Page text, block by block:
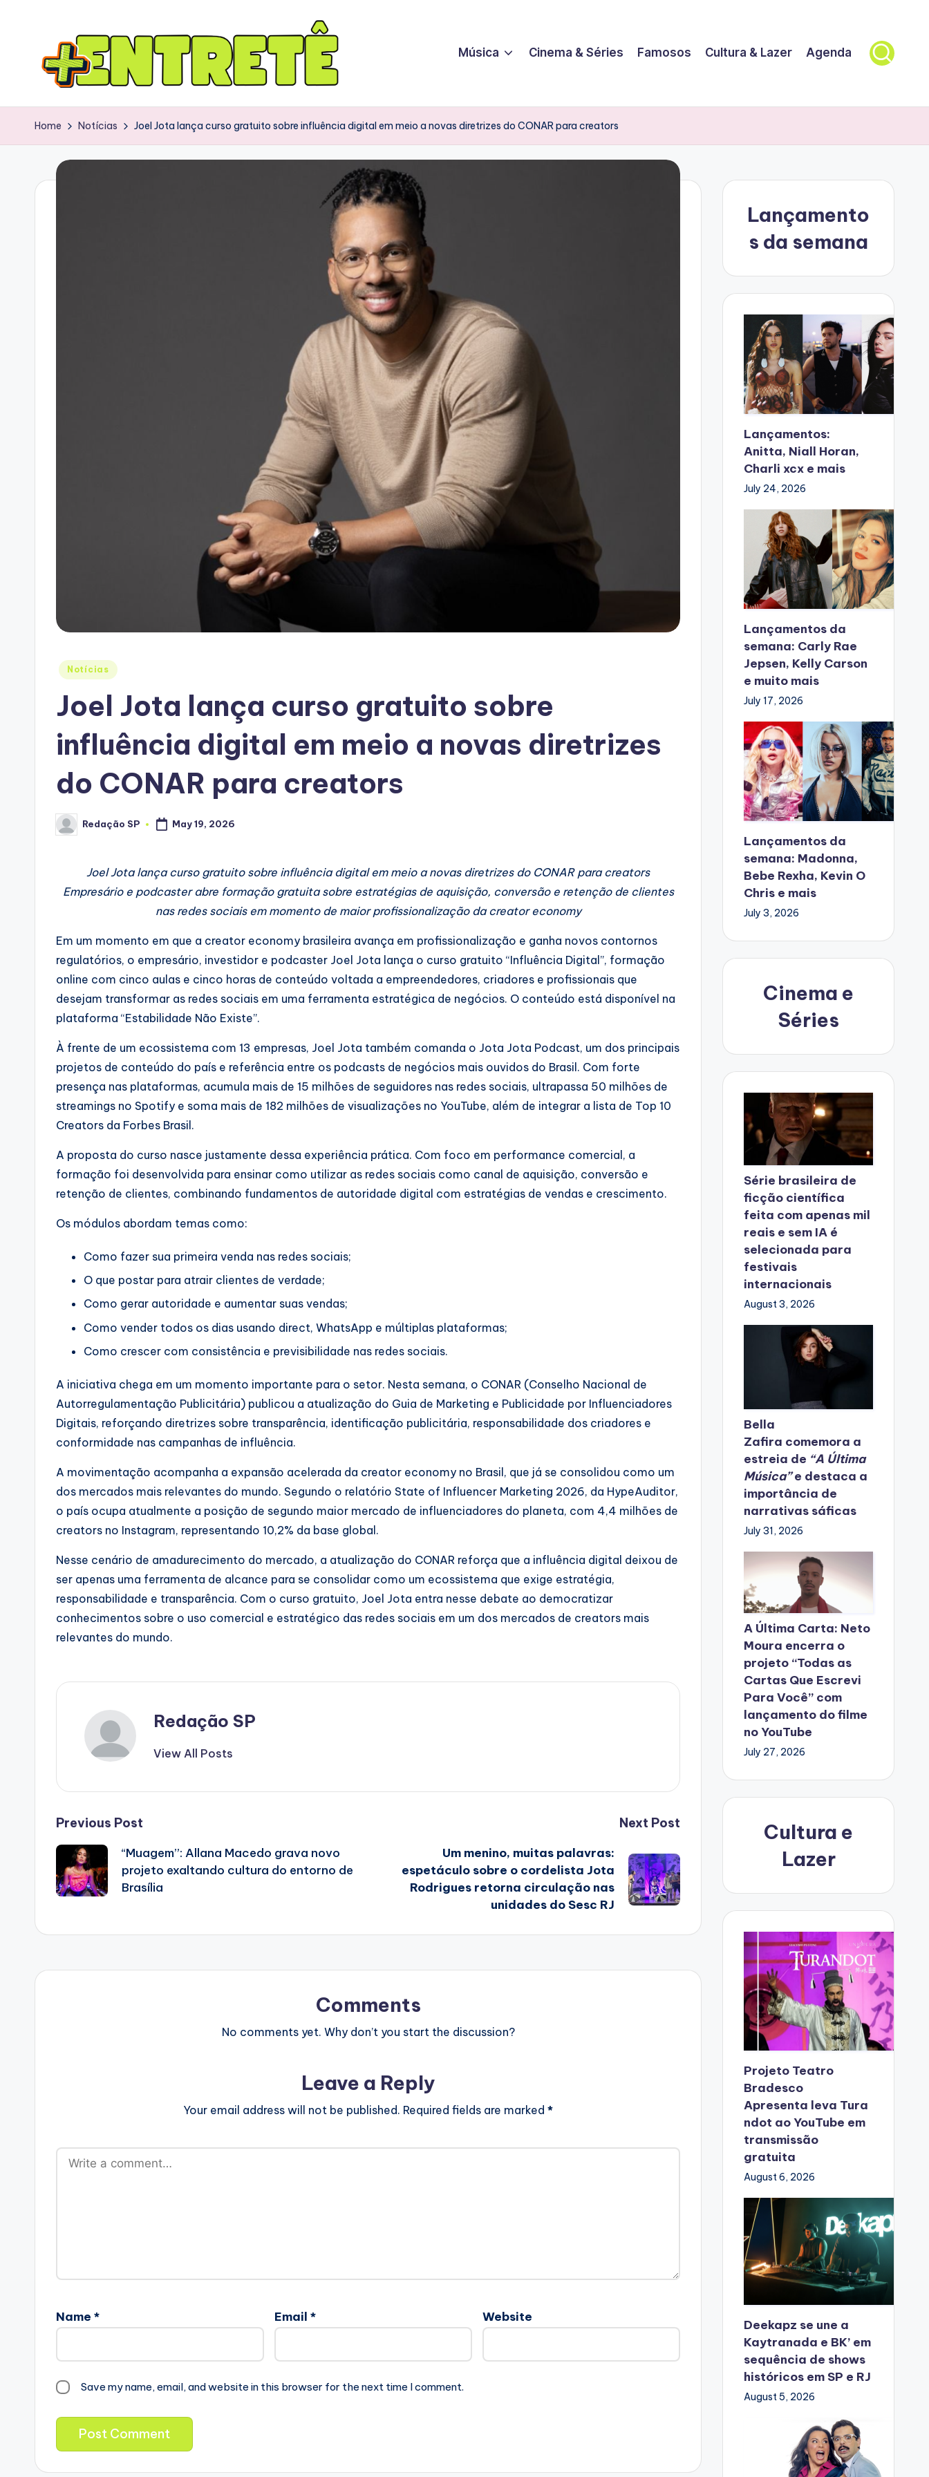
Música Cinema & Séries Famosos Cultura & Lazer Agenda
Home Notícias Joel Jota lança curso gratuito sobre influência digital em meio a novas diretrizes do CONAR para creators
Posted
Notícias
Joel Jota lança curso gratuito sobre
influência digital em meio a novas diretrizes
do CONAR para creators
Posted
by
Redação SP May 19, 2026
Joel Jota lança curso gratuito sobre influência digital em meio a novas diretrizes do CONAR para creators
Empresário e podcaster abre formação gratuita sobre estratégias de aquisição, conversão e retenção de clientes
nas redes sociais em momento de maior profissionalização da creator economy
Em um momento em que a creator economy brasileira avança em profissionalização e ganha novos contornos
regulatórios, o empresário, investidor e podcaster Joel Jota lança o curso gratuito “Influência Digital”, formação
online com cinco aulas e cinco horas de conteúdo voltada a empreendedores, criadores e profissionais que
desejam transformar as redes sociais em uma ferramenta estratégica de negócios. O conteúdo está disponível na
plataforma “Estabilidade Não Existe”.
À frente de um ecossistema com 13 empresas, Joel Jota também comanda o Jota Jota Podcast, um dos principais
projetos de conteúdo do país e referência entre os podcasts de negócios mais ouvidos do Brasil. Com forte
presença nas plataformas, acumula mais de 15 milhões de seguidores nas redes sociais, ultrapassa 50 milhões de
streamings no Spotify e soma mais de 182 milhões de visualizações no YouTube, além de integrar a lista de Top 10
Creators da Forbes Brasil.
A proposta do curso nasce justamente dessa experiência prática. Com foco em performance comercial, a
formação foi desenvolvida para ensinar como utilizar as redes sociais como canal de aquisição, conversão e
retenção de clientes, combinando fundamentos de autoridade digital com estratégias de vendas e crescimento.
Os módulos abordam temas como:
Como fazer sua primeira venda nas redes sociais;
O que postar para atrair clientes de verdade;
Como gerar autoridade e aumentar suas vendas;
Como vender todos os dias usando direct, WhatsApp e múltiplas plataformas;
Como crescer com consistência e previsibilidade nas redes sociais.
A iniciativa chega em um momento importante para o setor. Nesta semana, o CONAR (Conselho Nacional de
Autorregulamentação Publicitária) publicou a atualização do Guia de Marketing e Publicidade por Influenciadores
Digitais, reforçando diretrizes sobre transparência, identificação publicitária, responsabilidade dos criadores e
conformidade nas campanhas de influência.
A movimentação acompanha a expansão acelerada da creator economy no Brasil, que já se consolidou como um
dos mercados mais relevantes do mundo. Segundo o relatório State of Influencer Marketing 2026, da HypeAuditor,
o país ocupa atualmente a posição de segundo maior mercado de influenciadores do planeta, com 4,4 milhões de
creators no Instagram, representando 10,2% da base global.
Nesse cenário de amadurecimento do mercado, a atualização do CONAR reforça que a influência digital deixou de
ser apenas uma ferramenta de alcance para se consolidar como um ecossistema que exige estratégia,
responsabilidade e transparência. Com o curso gratuito, Joel Jota entra nesse debate ao democratizar
conhecimentos sobre o uso comercial e estratégico das redes sociais em um dos mercados de creators mais
relevantes do mundo.
Redação SP
View All Posts
Post
navigation
Previous Post
“Muagem”: Allana Macedo grava novo
projeto exaltando cultura do entorno de
Brasília
Next Post
Um menino, muitas palavras:
espetáculo sobre o cordelista Jota
Rodrigues retorna circulação nas
unidades do Sesc RJ
Comments
No comments yet. Why don’t you start the discussion?
Leave a Reply
Your email address will not be published. Required fields are marked*
Name * Email* Website
Save my name, email, and website in this browser for the next time I comment.
Lançamento
s da semana
Lançamentos:
Anitta, Niall Horan,
Charli xcx e mais
July 24, 2026
Lançamentos da
semana: Carly Rae
Jepsen, Kelly Carson
e muito mais
July 17, 2026
Lançamentos da
semana: Madonna,
Bebe Rexha, Kevin O
Chris e mais
July 3, 2026
Cinema e
Séries
Série brasileira de
ficção científica
feita com apenas mil
reais e sem IA é
selecionada para
festivais
internacionais
August 3, 2026
Bella
Zafira comemora a
estreia de “A Última
Música”e destaca a
importância de
narrativas sáficas
July 31, 2026
A Última Carta: Neto
Moura encerra o
projeto “Todas as
Cartas Que Escrevi
Para Você” com
lançamento do filme
no YouTube
July 27, 2026
Cultura e
Lazer
Projeto Teatro
Bradesco
Apresenta leva Tura
ndot ao YouTube em
transmissão
gratuita
August 6, 2026
Deekapz se une a
Kaytranada e BK’ em
sequência de shows
históricos em SP e RJ
August 5, 2026